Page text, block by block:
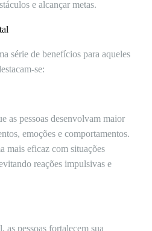
e alcançar metas.
série de benefícios para aqueles
se:
as pessoas desenvolvam maior
emoções e comportamentos.
mais eficaz com situações
reações impulsivas e
as pessoas fortalecem sua